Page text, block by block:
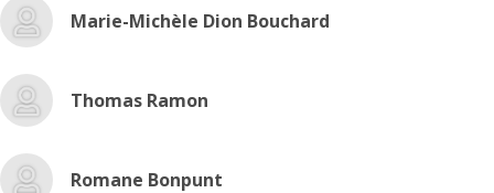
Marie-Michèle Dion Bouchard
Thomas Ramon
Romane Bonpunt